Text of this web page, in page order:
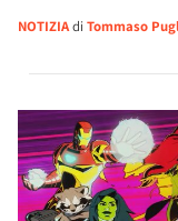
NOTIZIAdi Tommaso